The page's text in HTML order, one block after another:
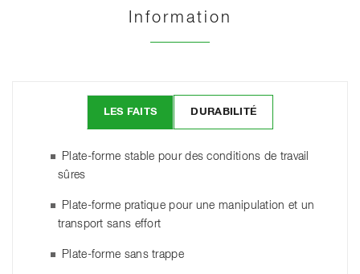
Information
LES FAITS DURABILITÉ
Plate-forme stable pour des conditions de travail
sûres
Plate-forme pratique pour une manipulation et un
transport sans effort
Plate-forme sans trappe